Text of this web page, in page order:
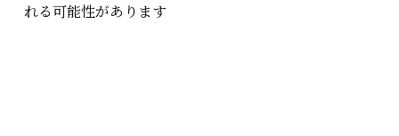
れる可能性があります